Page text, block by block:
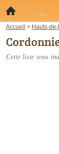
Accueil > Hauts-
Cette liste vous